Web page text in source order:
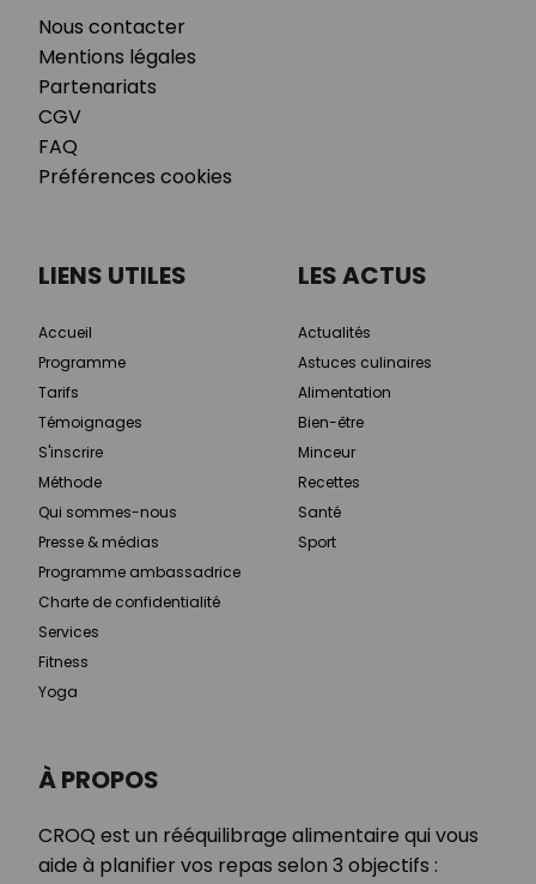
Nous contacter
Mentions légales
Partenariats
CGV
FAQ
Préférences cookies
À PROPOS
CROQ est un rééquilibrage alimentaire qui vous
aide à planifier vos repas selon 3 objectifs :
LIENS UTILES
Accueil
Programme
Tarifs
Témoignages
S'inscrire
Méthode
Qui sommes-nous
Presse & médias
Programme ambassadrice
Charte de confidentialité
Services
Fitness
Yoga
LES ACTUS
Actualités
Astuces culinaires
Alimentation
Bien-être
Minceur
Recettes
Santé
Sport